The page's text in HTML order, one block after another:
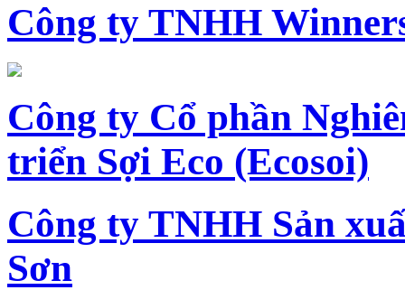
Công ty TNHH
Công ty Cổ phần
triển Sợi Eco (Ecosoi)
Công ty TNHH Sản
Sơn